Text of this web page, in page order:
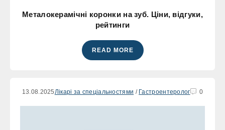
Металокерамічні коронки на зуб. Ціни, відгуки,
рейтинги
READ MORE
13.08.2025 Лікарі за спеціальностями / Гастроентеролог 0